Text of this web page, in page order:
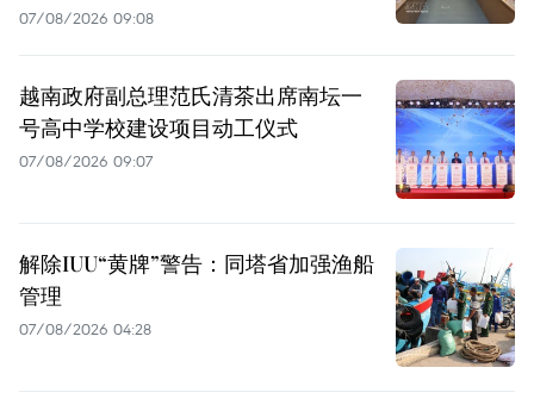
07/08/2026 09:08
越南政府副总理范氏清茶出席南坛一
号高中学校建设项目动工仪式
07/08/2026 09:07
解除IUU“黄牌”警告：同塔省加强渔船
管理
07/08/2026 04:28